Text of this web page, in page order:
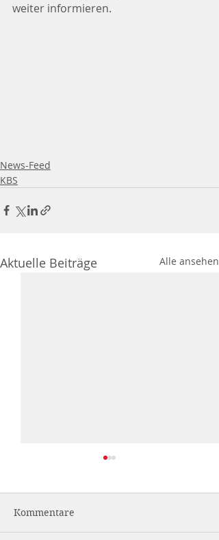
weiter informieren.
News-Feed
KBS
Aktuelle Beiträge Alle ansehen
Kommentare